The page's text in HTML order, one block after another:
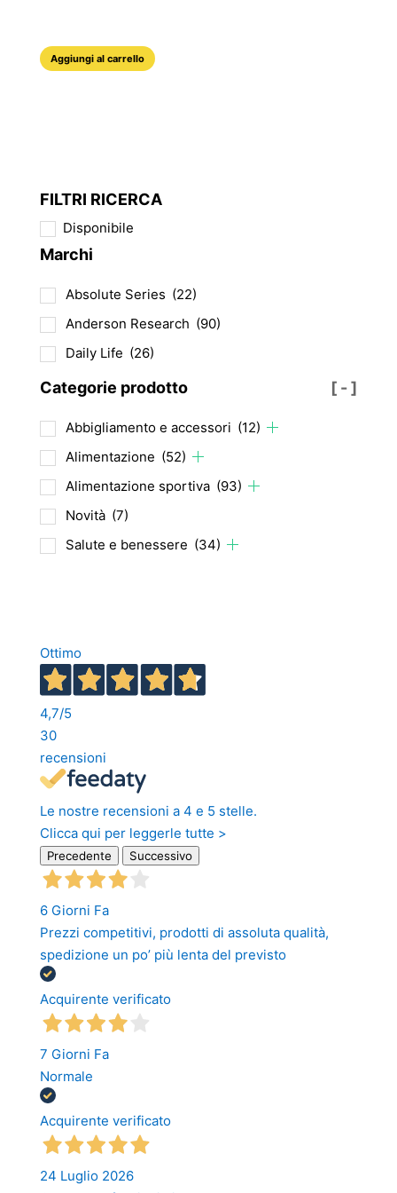
Aggiungi al carrello
FILTRI RICERCA
Disponibile
Marchi
Absolute Series (22)
Anderson Research (90)
Daily Life (26)
Categorie prodotto [ - ]
Abbigliamento e accessori (12)
Alimentazione (52)
Alimentazione sportiva (93)
Novità (7)
Salute e benessere (34)
Ottimo
4,7/5
30
recensioni
Le nostre recensioni a 4 e 5 stelle.
Clicca qui per leggerle tutte >
Precedente Successivo
6 Giorni Fa
Prezzi competitivi, prodotti di assoluta qualità,
spedizione un po’ più lenta del previsto
Acquirente verificato
7 Giorni Fa
Normale
Acquirente verificato
24 Luglio 2026